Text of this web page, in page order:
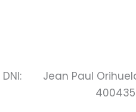
Jean Paul